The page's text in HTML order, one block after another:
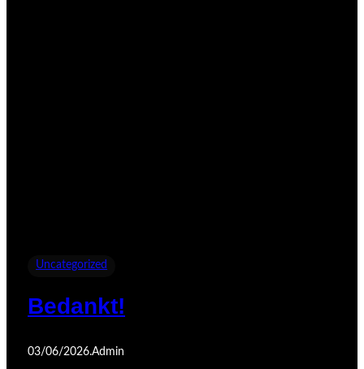
Uncategorized
Bedankt!
03/06/2026.Admin